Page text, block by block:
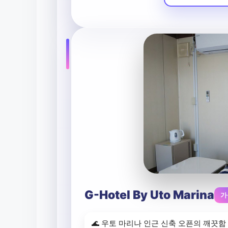
G-Hotel By Uto Marina
🌊 우토 마리나 인근 신축 오픈의 깨끗함